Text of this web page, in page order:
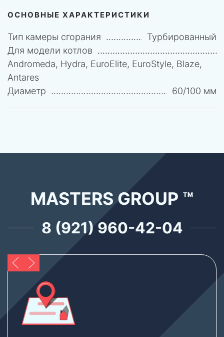
ОСНОВНЫЕ ХАРАКТЕРИСТИКИ
Тип камеры сгорания
Турбированный
Для модели котлов
Andromeda, Hydra, EuroElite, EuroStyle, Blaze,
Antares
Диаметр
60/100 мм
MASTERS GROUP ™
8 (921) 960-42-04